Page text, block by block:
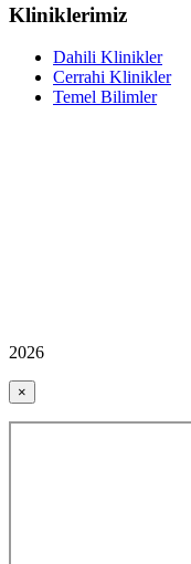
Kliniklerimiz
Dahili Klinikler
Cerrahi Klinikler
Temel Bilimler
2026
×